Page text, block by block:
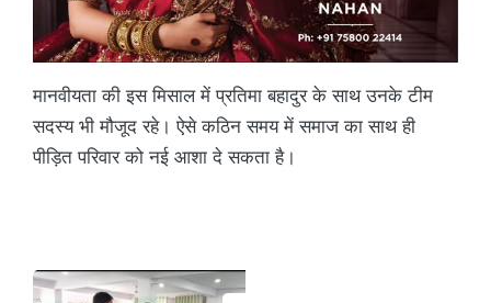
मानवीयता की इस मिसाल में प्रतिमा बहादुर के साथ उनके टीम
सदस्य भी मौजूद रहे। ऐसे कठिन समय में समाज का साथ ही
पीड़ित परिवार को नई आशा दे सकता है।